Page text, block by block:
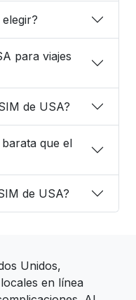
para viajes
de USA?
que el
de USA?
Unidos,
en línea